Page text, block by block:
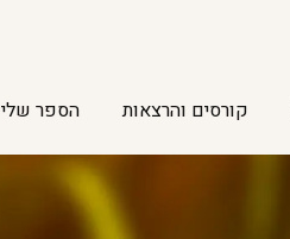
קורסים והרצאות הספר שלי